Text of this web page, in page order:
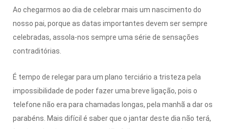
Ao chegarmos ao dia de celebrar mais um nascimento do
nosso pai, porque as datas importantes devem ser sempre
celebradas, assola-nos sempre uma série de sensações
contraditórias.
É tempo de relegar para um plano terciário a tristeza pela
impossibilidade de poder fazer uma breve ligação, pois o
telefone não era para chamadas longas, pela manhã a dar os
parabéns. Mais difícil é saber que o jantar deste dia não terá,